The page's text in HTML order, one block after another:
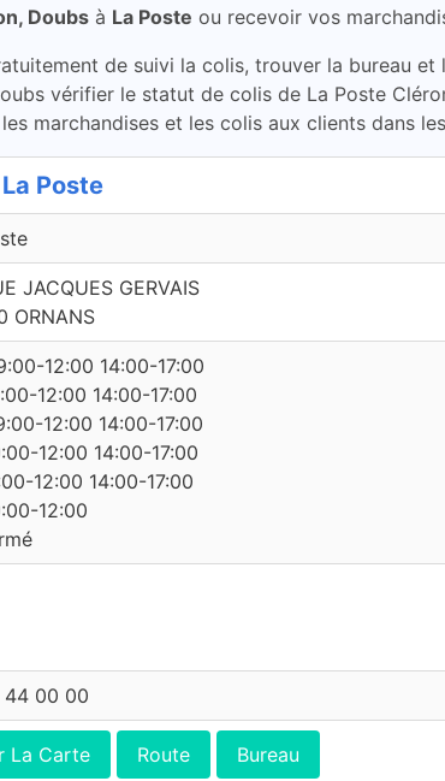
Doubs à La Poste ou recevoir vos
de suivi la colis, trouver la bureau et
vérifier le statut de colis de La Poste
marchandises et les colis aux clients dans
Poste
JACQUES GERVAIS
ORNANS
12:00 14:00-17:00
12:00 14:00-17:00
12:00 14:00-17:00
12:00 14:00-17:00
12:00 14:00-17:00
12:00
44 00 00
La Carte Route Bureau